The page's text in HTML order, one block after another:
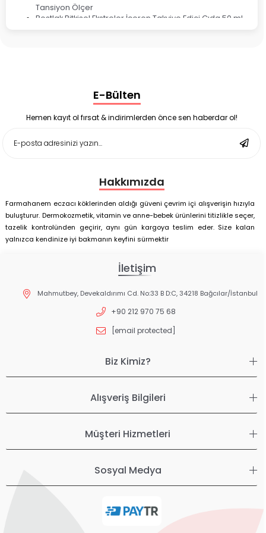
Tansiyon Ölçer
Bestlak Bitkisel Ekstreler İçeren Takviye Edici Gıda 50 ml
Enterogermina Family 5 ml 20 Flakon
Deep Flex Stres Azaltıcı ve Enerji Dengeleyici Topraklama
Matı Set 40x60 cm
Deep Flex Stres Azaltıcı ve Enerji Dengeleyici Topraklama
E-Bülten
Hemen kayıt ol fırsat & indirimlerden önce sen haberdar ol!
Hakkımızda
Farmahanem eczacı köklerinden aldığı güveni çevrim içi alışverişin hızıyla
buluşturur. Dermokozmetik, vitamin ve anne-bebek ürünlerini titizlikle seçer,
tazelik kontrolünden geçirir, aynı gün kargoya teslim eder. Size kalan
yalnızca kendinize iyi bakmanın keyfini sürmektir
İletişim
Mahmutbey, Devekaldırımı Cd. No:33 B D:C, 34218 Bağcılar/İstanbul
+90 212 970 75 68
[email protected]
Biz Kimiz?
Alışveriş Bilgileri
Müşteri Hizmetleri
Sosyal Medya